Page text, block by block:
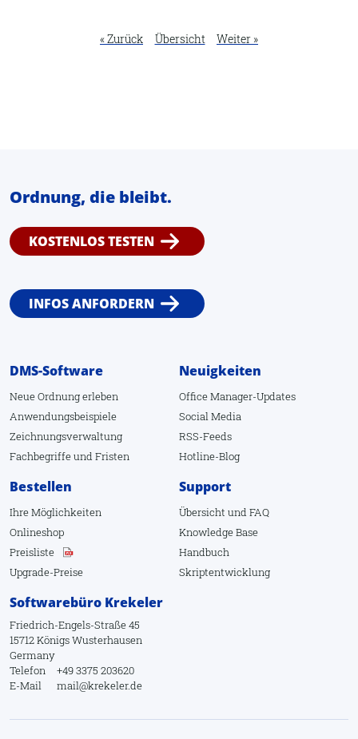
« Zurück Übersicht Weiter »
Ordnung, die bleibt.
KOSTENLOS TESTEN
INFOS ANFORDERN
DMS-Software
Neue Ordnung erleben
Anwendungsbeispiele
Zeichnungsverwaltung
Fachbegriffeund Fristen
Neuigkeiten
Office Manager-Updates
Social Media
RSS-Feeds
Hotline-Blog
Bestellen
Ihre Möglichkeiten
Onlineshop
Preisliste
Upgrade-Preise
Support
Übersicht und FAQ
Knowledge Base
Handbuch
Skriptentwicklung
Softwarebüro Krekeler
Friedrich-Engels-Straße 45
15712 Königs Wusterhausen
Germany
Telefon
+49 3375 203620
E-Mail
mail@krekeler.de